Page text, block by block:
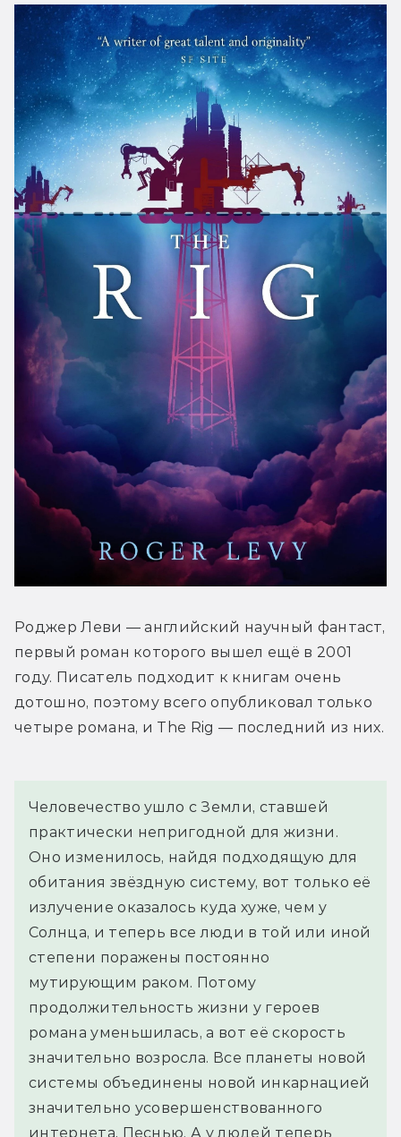
Роджер Леви — английский научный фантаст,
первый роман которого вышел ещё в 2001
году. Писатель подходит к книгам очень
дотошно, поэтому всего опубликовал только
четыре романа, и The Rig — последний из них.
Человечество ушло с Земли, ставшей
практически непригодной для жизни.
Оно изменилось, найдя подходящую для
обитания звёздную систему, вот только её
излучение оказалось куда хуже, чем у
Солнца, и теперь все люди в той или иной
степени поражены постоянно
мутирующим раком. Потому
продолжительность жизни у героев
романа уменьшилась, а вот её скорость
значительно возросла. Все планеты новой
системы объединены новой инкарнацией
значительно усовершенствованного
интернета, Песнью. А у людей теперь